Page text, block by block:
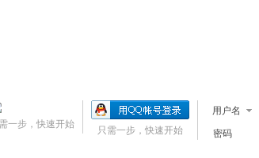
用户名
密码
只需一步，快速开始
一步，快速开始